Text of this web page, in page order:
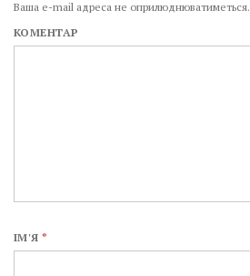
Ваша e-mail адреса не оприлюднюватиметься.
КОМЕНТАР
ІМ'Я*